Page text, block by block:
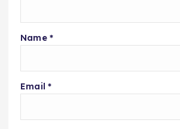
Name *
Email *